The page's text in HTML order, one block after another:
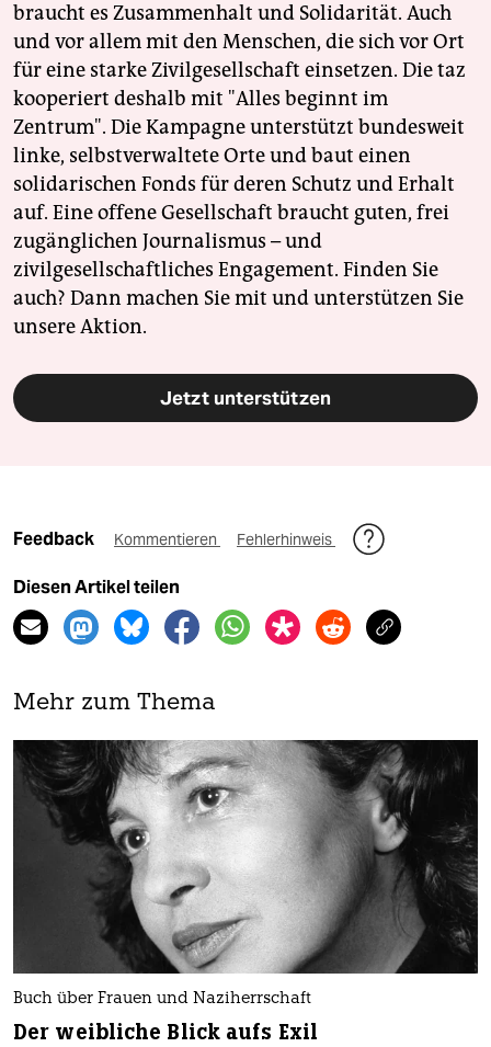
braucht es Zusammenhalt und Solidarität. Auch
und vor allem mit den Menschen, die sich vor Ort
für eine starke Zivilgesellschaft einsetzen. Die taz
kooperiert deshalb mit "Alles beginnt im
Zentrum". Die Kampagne unterstützt bundesweit
linke, selbstverwaltete Orte und baut einen
solidarischen Fonds für deren Schutz und Erhalt
auf. Eine offene Gesellschaft braucht guten, frei
zugänglichen Journalismus – und
zivilgesellschaftliches Engagement. Finden Sie
auch? Dann machen Sie mit und unterstützen Sie
unsere Aktion.
Jetzt unterstützen
Feedback Kommentieren Fehlerhinweis
Diesen Artikel teilen
Mehr zum Thema
Buch über Frauen und Naziherrschaft
Der weibliche Blick aufs Exil